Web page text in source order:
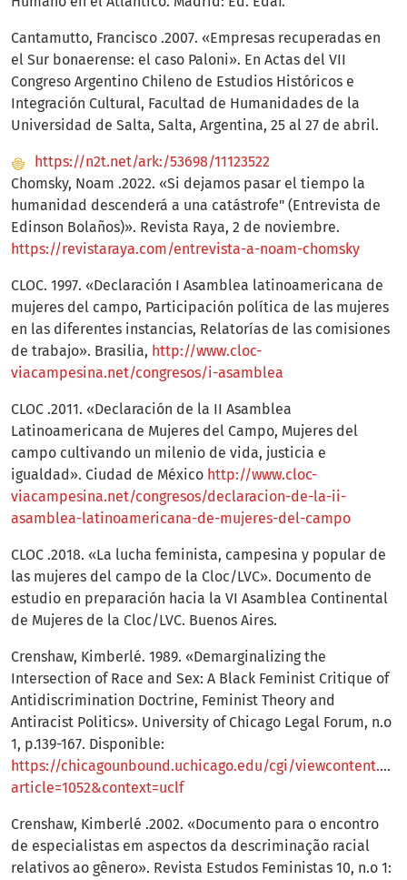
Cantamutto, Francisco .2007. «Empresas recuperadas en
el Sur bonaerense: el caso Paloni». En Actas del VII
Congreso Argentino Chileno de Estudios Históricos e
Integración Cultural, Facultad de Humanidades de la
Universidad de Salta, Salta, Argentina, 25 al 27 de abril.
https://n2t.net/ark:/53698/11123522
Chomsky, Noam .2022. «Si dejamos pasar el tiempo la
humanidad descenderá a una catástrofe" (Entrevista de
Edinson Bolaños)». Revista Raya, 2 de noviembre.
https://revistaraya.com/entrevista-a-noam-chomsky
CLOC. 1997. «Declaración I Asamblea latinoamericana de
mujeres del campo, Participación política de las mujeres
en las diferentes instancias, Relatorías de las comisiones
de trabajo». Brasilia, http://www.cloc-
viacampesina.net/congresos/i-asamblea
CLOC .2011. «Declaración de la II Asamblea
Latinoamericana de Mujeres del Campo, Mujeres del
campo cultivando un milenio de vida, justicia e
igualdad». Ciudad de México http://www.cloc-
viacampesina.net/congresos/declaracion-de-la-ii-
asamblea-latinoamericana-de-mujeres-del-campo
CLOC .2018. «La lucha feminista, campesina y popular de
las mujeres del campo de la Cloc/LVC». Documento de
estudio en preparación hacia la VI Asamblea Continental
de Mujeres de la Cloc/LVC. Buenos Aires.
Crenshaw, Kimberlé. 1989. «Demarginalizing the
Intersection of Race and Sex: A Black Feminist Critique of
Antidiscrimination Doctrine, Feminist Theory and
Antiracist Politics». University of Chicago Legal Forum, n.o
1, p.139-167. Disponible:
https://chicagounbound.uchicago.edu/cgi/viewcontent.cgi?
article=1052&context=uclf
Crenshaw, Kimberlé .2002. «Documento para o encontro
de especialistas em aspectos da descriminação racial
relativos ao gênero». Revista Estudos Feministas 10, n.o 1: